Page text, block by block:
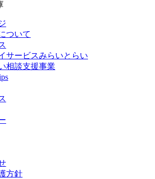
ついて
サービスみらいとらい
相談支援事業
方針